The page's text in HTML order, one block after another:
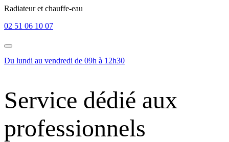
Radiateur et chauffe-eau
02 51 06 10 07
Du lundi au vendredi de 09h à 12h30
Service dédié aux
professionnels